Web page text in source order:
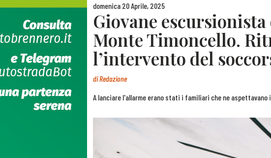
domenica 20 Aprile, 2025
Giovane
Monte Timoncello.
l’intervento del
diRedazione
A lanciare l'allarme erano stati i familiari che ne aspettavano